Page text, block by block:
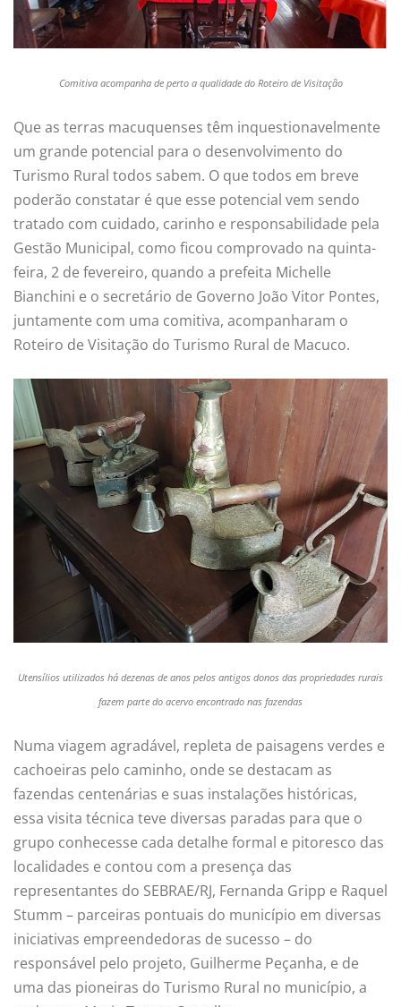
Comitiva acompanha de perto a qualidade do Roteiro de Visitação
Que as terras macuquenses têm inquestionavelmente
um grande potencial para o desenvolvimento do
Turismo Rural todos sabem. O que todos em breve
poderão constatar é que esse potencial vem sendo
tratado com cuidado, carinho e responsabilidade pela
Gestão Municipal, como ficou comprovado na quinta-
feira, 2 de fevereiro, quando a prefeita Michelle
Bianchini e o secretário de Governo João Vitor Pontes,
juntamente com uma comitiva, acompanharam o
Roteiro de Visitação do Turismo Rural de Macuco.
Utensílios utilizados há dezenas de anos pelos antigos donos das propriedades rurais
fazem parte do acervo encontrado nas fazendas
Numa viagem agradável, repleta de paisagens verdes e
cachoeiras pelo caminho, onde se destacam as
fazendas centenárias e suas instalações históricas,
essa visita técnica teve diversas paradas para que o
grupo conhecesse cada detalhe formal e pitoresco das
localidades e contou com a presença das
representantes do SEBRAE/RJ, Fernanda Gripp e Raquel
Stumm – parceiras pontuais do município em diversas
iniciativas empreendedoras de sucesso – do
responsável pelo projeto, Guilherme Peçanha, e de
uma das pioneiras do Turismo Rural no município, a